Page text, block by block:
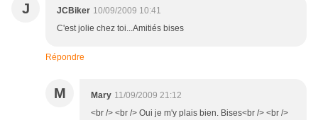
J JCBiker 10/09/2009 10:41
C'est jolie chez toi...Amitiés bises
Répondre
M Mary 11/09/2009 21:12
<br /> <br /> Oui je m'y plais bien. Bises<br /> <br />